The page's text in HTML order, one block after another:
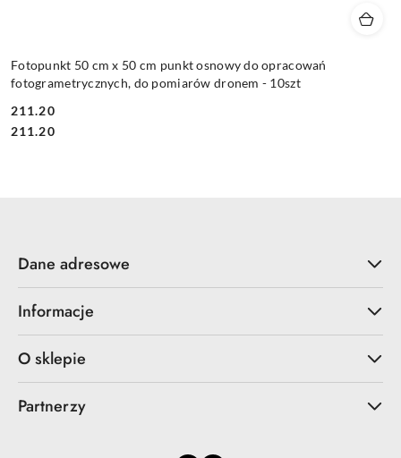
Fotopunkt 50 cm x 50 cm punkt osnowy do opracowań
fotogrametrycznych, do pomiarów dronem - 10szt
Cena:
211.20
Cena:
211.20
Dane adresowe
Informacje
O sklepie
Partnerzy